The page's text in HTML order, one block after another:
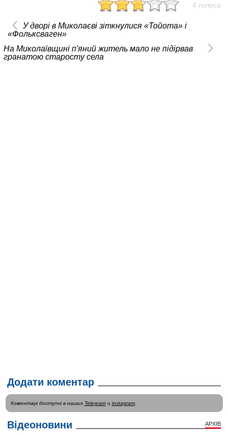
4 голоса
У дворі в Миколаєві зіткнулися «Тойота» і
«Фольксваген»
На Миколаївщині п'яний житель мало не підірвав
гранатою старосту села
Додати коментар
Коментарі доступні в наших Telegramи instagram.
Відеоновини АРХІВ